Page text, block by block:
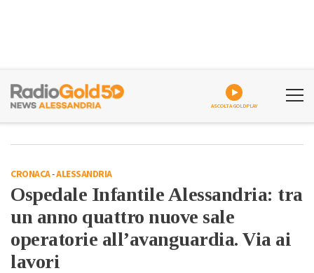
CRONACA-ALESSANDRIA
Ospedale Infantile Alessandria: tra
un anno quattro nuove sale
operatorie all’avanguardia. Via ai
lavori